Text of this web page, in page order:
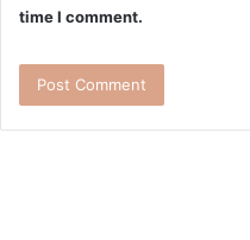
time I comment.